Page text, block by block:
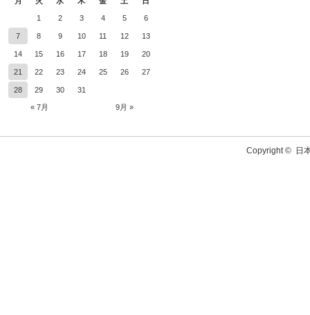
« 7月 9月 »
1 2 3 4 5 6
7 8 9 10 11 12 13
14 15 16 17 18 19 20
21 22 23 24 25 26 27
28 29 30 31
Copyright © 日